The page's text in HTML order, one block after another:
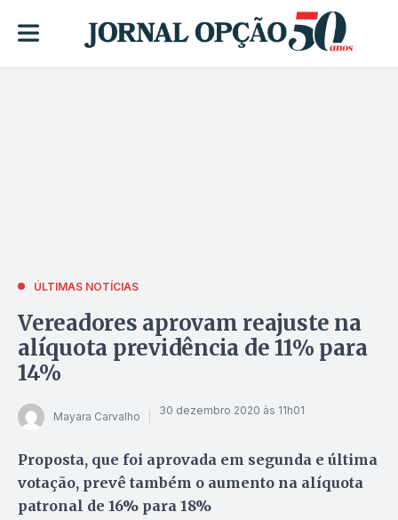
ÚLTIMAS NOTÍCIAS
Vereadores aprovam reajuste na
alíquota previdência de 11% para
14%
Mayara Carvalho 30 dezembro 2020 às 11h01
Proposta, que foi aprovada em segunda e última
votação, prevê também o aumento na alíquota
patronal de 16% para 18%